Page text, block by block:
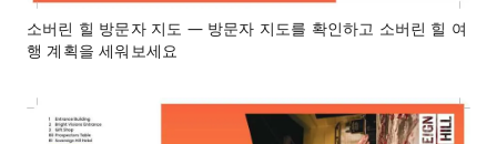
소버린 힐 방문자 지도 — 방문자 지도를 확인하고 소버린 힐 여
행 계획을 세워보세요